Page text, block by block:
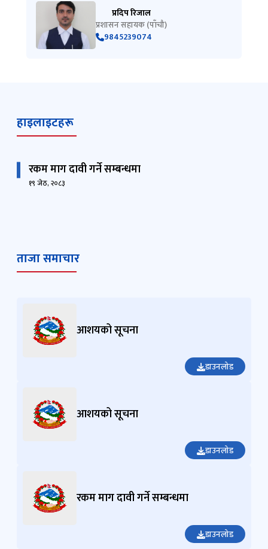
प्रदिप रिजाल
प्रशासन सहायक (पाँचौ)
9845239074
हाइलाइटहरू
रकम माग दावी गर्ने सम्बन्धमा
१९ जेठ, २०८३
ताजा समाचार
आशयको सूचना
डाउनलोड
आशयको सूचना
डाउनलोड
रकम माग दावी गर्ने सम्बन्धमा
डाउनलोड